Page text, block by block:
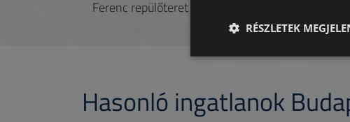
Ferenc repülőteret is viszonylag gyorsan elérhetjük.
Hasonló ingatlanok
RÉSZLETEK